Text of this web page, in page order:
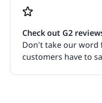
Check out G2
Don't take our word
customers have to